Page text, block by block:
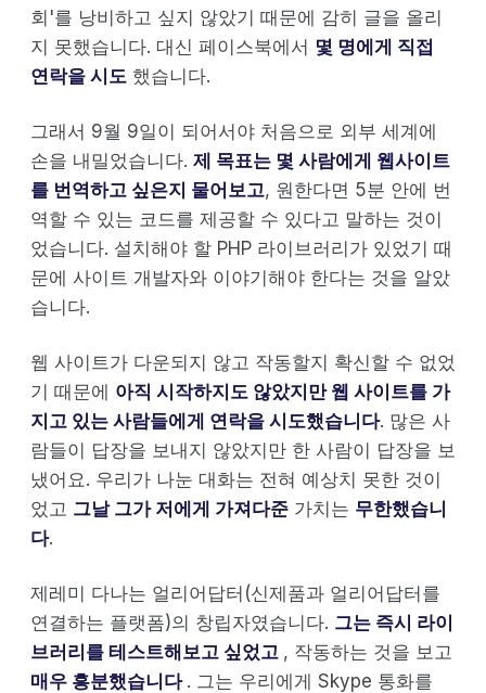
회'를 낭비하고 싶지 않았기 때문에 감히 글을 올리
지 못했습니다. 대신 페이스북에서 몇 명에게 직접
연락을 시도 했습니다.
그래서 9월 9일이 되어서야 처음으로 외부 세계에
손을 내밀었습니다. 제 목표는 몇 사람에게 웹사이트
를 번역하고 싶은지 물어보고, 원한다면 5분 안에 번
역할 수 있는 코드를 제공할 수 있다고 말하는 것이
었습니다. 설치해야 할 PHP 라이브러리가 있었기 때
문에 사이트 개발자와 이야기해야 한다는 것을 알았
습니다.
웹 사이트가 다운되지 않고 작동할지 확신할 수 없었
기 때문에 아직 시작하지도 않았지만 웹 사이트를 가
지고 있는 사람들에게 연락을 시도했습니다. 많은 사
람들이 답장을 보내지 않았지만 한 사람이 답장을 보
냈어요. 우리가 나눈 대화는 전혀 예상치 못한 것이
었고 그날 그가 저에게 가져다준 가치는 무한했습니
다.
제레미 다나는 얼리어답터(신제품과 얼리어답터를
연결하는 플랫폼)의 창립자였습니다. 그는 즉시 라이
브러리를 테스트해보고 싶었고 , 작동하는 것을 보고
매우 흥분했습니다 . 그는 우리에게 Skype 통화를